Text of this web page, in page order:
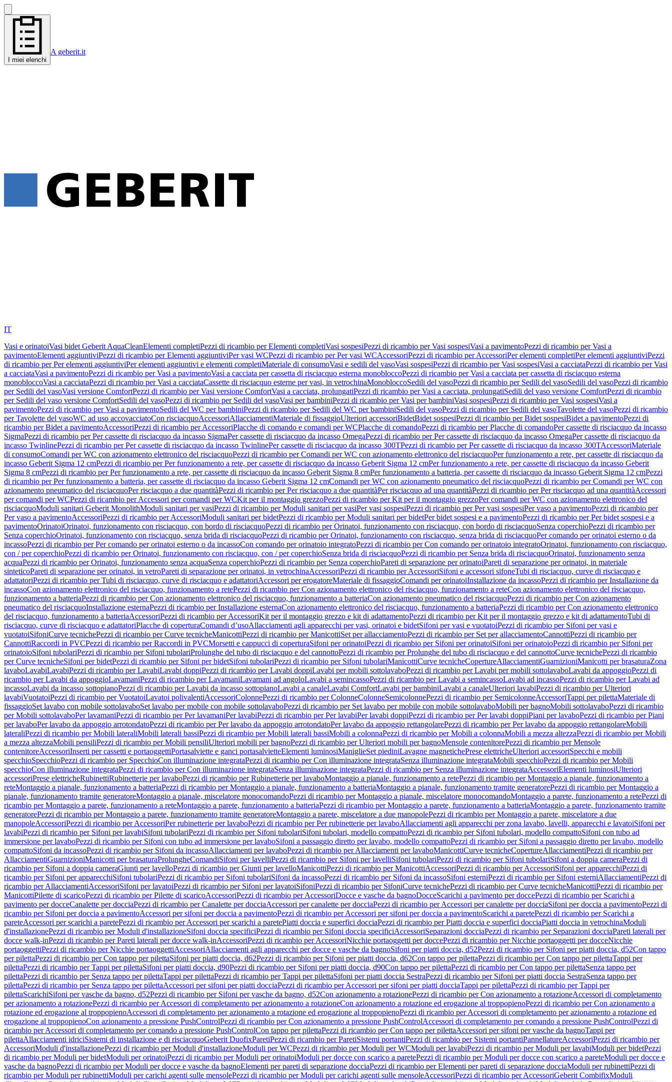
I miei elenchi
A geberit.it
IT
Vasi e orinatoiVasi bidet Geberit AquaCleanElementi completiPezzi di ricambio per Elementi completiVasi sospesiPezzi di ricambio per Vasi sospesiVasi a pavimentoPezzi di ricambio per Vasi a
pavimentoElementi aggiuntiviPezzi di ricambio per Elementi aggiuntiviPer vasi WCPezzi di ricambio per Per vasi WCAccessoriPezzi di ricambio per AccessoriPer elementi completiPer elementi aggiuntiviPezzi
di ricambio per Per elementi aggiuntiviPer elementi aggiuntivi e elementi completiMateriale di consumoVasi e sedili del vasoVasi sospesiPezzi di ricambio per Vasi sospesiVasi a cacciataPezzi di ricambio per Vasi
a cacciataVasi a pavimentoPezzi di ricambio per Vasi a pavimentoVasi a cacciata per cassetta di risciacquo esterna monobloccoPezzi di ricambio per Vasi a cacciata per cassetta di risciacquo esterna
monobloccoVasi a cacciataPezzi di ricambio per Vasi a cacciataCassette di risciacquo esterne per vasi, in vetrochinaMonobloccoSedili del vasoPezzi di ricambio per Sedili del vasoSedili del vasoPezzi di ricambio
per Sedili del vasoVasi versione ComfortPezzi di ricambio per Vasi versione ComfortVasi a cacciata, prolungatiPezzi di ricambio per Vasi a cacciata, prolungatiSedili del vaso versione ComfortPezzi di ricambio
per Sedili del vaso versione ComfortSedili del vasoPezzi di ricambio per Sedili del vasoVasi per bambiniPezzi di ricambio per Vasi per bambiniVasi sospesiPezzi di ricambio per Vasi sospesiVasi a
pavimentoPezzi di ricambio per Vasi a pavimentoSedili del WC per bambiniPezzi di ricambio per Sedili del WC per bambiniSedili del vasoPezzi di ricambio per Sedili del vasoTavolette del vasoPezzi di ricambio
per Tavolette del vasoWC ad uso accovacciatoCon risciacquoAccessoriAllacciamentiMateriale di fissaggioUlteriori accessoriBidetBidet sospesiPezzi di ricambio per Bidet sospesiBidet a pavimentoPezzi di
ricambio per Bidet a pavimentoAccessoriPezzi di ricambio per AccessoriPlacche di comando e comandi per WCPlacche di comandoPezzi di ricambio per Placche di comandoPer cassette di risciacquo da incasso
SigmaPezzi di ricambio per Per cassette di risciacquo da incasso SigmaPer cassette di risciacquo da incasso OmegaPezzi di ricambio per Per cassette di risciacquo da incasso OmegaPer cassette di risciacquo da
incasso TwinlinePezzi di ricambio per Per cassette di risciacquo da incasso TwinlinePer cassette di risciacquo da incasso 300TPezzi di ricambio per Per cassette di risciacquo da incasso 300TAccessoriMateriale
di consumoComandi per WC con azionamento elettronico del risciacquoPezzi di ricambio per Comandi per WC con azionamento elettronico del risciacquoPer funzionamento a rete, per cassette di risciacquo da
incasso Geberit Sigma 12 cmPezzi di ricambio per Per funzionamento a rete, per cassette di risciacquo da incasso Geberit Sigma 12 cmPer funzionamento a rete, per cassette di risciacquo da incasso Geberit
Sigma 8 cmPezzi di ricambio per Per funzionamento a rete, per cassette di risciacquo da incasso Geberit Sigma 8 cmPer funzionamento a batteria, per cassette di risciacquo da incasso Geberit Sigma 12 cmPezzi
di ricambio per Per funzionamento a batteria, per cassette di risciacquo da incasso Geberit Sigma 12 cmComandi per WC con azionamento pneumatico del risciacquoPezzi di ricambio per Comandi per WC con
azionamento pneumatico del risciacquoPer risciacquo a due quantitàPezzi di ricambio per Per risciacquo a due quantitàPer risciacquo ad una quantitàPezzi di ricambio per Per risciacquo ad una quantitàAccessori
per comandi per WCPezzi di ricambio per Accessori per comandi per WCKit per il montaggio grezzoPezzi di ricambio per Kit per il montaggio grezzoPer comandi per WC con azionamento elettronico del
risciacquoModuli sanitari Geberit MonolithModuli sanitari per vasiPezzi di ricambio per Moduli sanitari per vasiPer vasi sospesiPezzi di ricambio per Per vasi sospesiPer vaso a pavimentoPezzi di ricambio per
Per vaso a pavimentoAccessoriPezzi di ricambio per AccessoriModuli sanitari per bidetPezzi di ricambio per Moduli sanitari per bidetPer bidet sospesi e a pavimentoPezzi di ricambio per Per bidet sospesi e a
pavimentoOrinatoiOrinatoi, funzionamento con risciacquo, con bordo di risciacquoPezzi di ricambio per Orinatoi, funzionamento con risciacquo, con bordo di risciacquoSenza coperchioPezzi di ricambio per
Senza coperchioOrinatoi, funzionamento con risciacquo, senza brida di risciacquoPezzi di ricambio per Orinatoi, funzionamento con risciacquo, senza brida di risciacquoPer comando per orinatoi esterno o da
incassoPezzi di ricambio per Per comando per orinatoi esterno o da incassoCon comando per orinatoio integratoPezzi di ricambio per Con comando per orinatoio integratoOrinatoi, funzionamento con risciacquo,
con / per coperchioPezzi di ricambio per Orinatoi, funzionamento con risciacquo, con / per coperchioSenza brida di risciacquoPezzi di ricambio per Senza brida di risciacquoOrinatoi, funzionamento senza
acquaPezzi di ricambio per Orinatoi, funzionamento senza acquaSenza coperchioPezzi di ricambio per Senza coperchioPareti di separazione per orinatoiPareti di separazione per orinatoi, in materiale
sinteticoPareti di separazione per orinatoi, in vetroPareti di separazione per orinatoi, in vetrochinaAccessoriPezzi di ricambio per AccessoriSifoni e accessori sifoneTubi di risciacquo, curve di risciacquo e
adattatoriPezzi di ricambio per Tubi di risciacquo, curve di risciacquo e adattatoriAccessori per erogatoreMateriale di fissaggioComandi per orinatoiInstallazione da incassoPezzi di ricambio per Installazione da
incassoCon azionamento elettronico del risciacquo, funzionamento a retePezzi di ricambio per Con azionamento elettronico del risciacquo, funzionamento a reteCon azionamento elettronico del risciacquo,
funzionamento a batteriaPezzi di ricambio per Con azionamento elettronico del risciacquo, funzionamento a batteriaCon azionamento pneumatico del risciacquoPezzi di ricambio per Con azionamento
pneumatico del risciacquoInstallazione esternaPezzi di ricambio per Installazione esternaCon azionamento elettronico del risciacquo, funzionamento a batteriaPezzi di ricambio per Con azionamento elettronico
del risciacquo, funzionamento a batteriaAccessoriPezzi di ricambio per AccessoriKit per il montaggio grezzo e kit di adattamentoPezzi di ricambio per Kit per il montaggio grezzo e kit di adattamentoTubi di
risciacquo, curve di risciacquo e adattatoriPlacche di coperturaComandi d’usoAllacciamenti agli apparecchi per vasi, orinatoi e bidetSifoni per vasi e vuotatoiPezzi di ricambio per Sifoni per vasi e
vuotatoiSifoniCurve tecnichePezzi di ricambio per Curve tecnicheManicottiPezzi di ricambio per ManicottiSet per allacciamentoPezzi di ricambio per Set per allacciamentoCannottiPezzi di ricambio per
CannottiRaccordi in PVCPezzi di ricambio per Raccordi in PVCMorsetti e cappucci di coperturaSifoni per orinatoiPezzi di ricambio per Sifoni per orinatoiSifoni per orinatoioPezzi di ricambio per Sifoni per
orinatoioSifoni tubolariPezzi di ricambio per Sifoni tubolariProlunghe del tubo di risciacquo e del cannottoPezzi di ricambio per Prolunghe del tubo di risciacquo e del cannottoCurve tecnichePezzi di ricambio
per Curve tecnicheSifoni per bidetPezzi di ricambio per Sifoni per bidetSifoni tubolariPezzi di ricambio per Sifoni tubolariManicottiCurve tecnicheCopertureAllacciamentiGuarnizioniManicotti per brasaturaZona
lavaboLavabiLavabiPezzi di ricambio per LavabiLavabi doppiPezzi di ricambio per Lavabi doppiLavabi per mobili sottolavaboPezzi di ricambio per Lavabi per mobili sottolavaboLavabi da appoggioPezzi di
ricambio per Lavabi da appoggioLavamaniPezzi di ricambio per LavamaniLavamani ad angoloLavabi a semincassoPezzi di ricambio per Lavabi a semincassoLavabi ad incassoPezzi di ricambio per Lavabi ad
incassoLavabi da incasso sottopianoPezzi di ricambio per Lavabi da incasso sottopianoLavabi a canaleLavabi ComfortLavabi per bambiniLavabi a canaleUlteriori lavabiPezzi di ricambio per Ulteriori
lavabiVuotatoiPezzi di ricambio per VuotatoiLavatoi polivalentiAccessoriColonnePezzi di ricambio per ColonneColonneSemicolonnePezzi di ricambio per SemicolonneAccessoriTappi per pilettaMateriale di
fissaggioSet lavabo con mobile sottolavaboSet lavabo per mobile con mobile sottolavaboPezzi di ricambio per Set lavabo per mobile con mobile sottolavaboMobili per bagnoMobili sottolavaboPezzi di ricambio
per Mobili sottolavaboPer lavamaniPezzi di ricambio per Per lavamaniPer lavabiPezzi di ricambio per Per lavabiPer lavabi doppiPezzi di ricambio per Per lavabi doppiPiani per lavaboPezzi di ricambio per Piani
per lavaboPer lavabo da appoggio arrotondatoPezzi di ricambio per Per lavabo da appoggio arrotondatoPer lavabo da appoggio rettangolarePezzi di ricambio per Per lavabo da appoggio rettangolareMobili
lateraliPezzi di ricambio per Mobili lateraliMobili laterali bassiPezzi di ricambio per Mobili laterali bassiMobili a colonnaPezzi di ricambio per Mobili a colonnaMobili a mezza altezzaPezzi di ricambio per Mobili
a mezza altezzaMobili pensiliPezzi di ricambio per Mobili pensiliUlteriori mobili per bagnoPezzi di ricambio per Ulteriori mobili per bagnoMensole contenitorePezzi di ricambio per Mensole
contenitoreAccessoriInserti per cassetti e portaoggettiPortasalviette e ganci portasalvietteElementi luminosiManiglieSet piediniLavagne magnetichePrese elettricheUlteriori accessoriSpecchi e mobili
specchioSpecchioPezzi di ricambio per SpecchioCon illuminazione integrataPezzi di ricambio per Con illuminazione integrataSenza illuminazione integrataMobili specchioPezzi di ricambio per Mobili
specchioCon illuminazione integrataPezzi di ricambio per Con illuminazione integrataSenza illuminazione integrataPezzi di ricambio per Senza illuminazione integrataAccessoriElementi luminosiUlteriori
accessoriPrese elettricheRubinettiRubinetterie per lavaboPezzi di ricambio per Rubinetterie per lavaboMontaggio a pianale, funzionamento a retePezzi di ricambio per Montaggio a pianale, funzionamento a
reteMontaggio a pianale, funzionamento a batteriaPezzi di ricambio per Montaggio a pianale, funzionamento a batteriaMontaggio a pianale, funzionamento tramite generatorePezzi di ricambio per Montaggio a
pianale, funzionamento tramite generatoreMontaggio a pianale, miscelatore monocomandoPezzi di ricambio per Montaggio a pianale, miscelatore monocomandoMontaggio a parete, funzionamento a retePezzi di
ricambio per Montaggio a parete, funzionamento a reteMontaggio a parete, funzionamento a batteriaPezzi di ricambio per Montaggio a parete, funzionamento a batteriaMontaggio a parete, funzionamento tramite
generatorePezzi di ricambio per Montaggio a parete, funzionamento tramite generatoreMontaggio a parete, miscelatore a due manopolePezzi di ricambio per Montaggio a parete, miscelatore a due
manopoleAccessoriPezzi di ricambio per AccessoriPer rubinetterie per lavaboPezzi di ricambio per Per rubinetterie per lavaboAllacciamenti agli apparecchi per zona lavabo, lavelli, apparecchi e lavatoiSifoni per
lavabiPezzi di ricambio per Sifoni per lavabiSifoni tubolariPezzi di ricambio per Sifoni tubolariSifoni tubolari, modello compattoPezzi di ricambio per Sifoni tubolari, modello compattoSifoni con tubo ad
immersione per lavaboPezzi di ricambio per Sifoni con tubo ad immersione per lavaboSifoni a passaggio diretto per lavabo, modello compattoPezzi di ricambio per Sifoni a passaggio diretto per lavabo, modello
compattoSifoni da incassoPezzi di ricambio per Sifoni da incassoAllacciamenti per lavaboPezzi di ricambio per Allacciamenti per lavaboManicottiCurve tecnicheCopertureAllacciamentiPezzi di ricambio per
AllacciamentiGuarnizioniManicotti per brasaturaProlungheComandiSifoni per lavelliPezzi di ricambio per Sifoni per lavelliSifoni tubolariPezzi di ricambio per Sifoni tubolariSifoni a doppia cameraPezzi di
ricambio per Sifoni a doppia cameraGiunti per lavelloPezzi di ricambio per Giunti per lavelloManicottiPezzi di ricambio per ManicottiAccessoriPezzi di ricambio per AccessoriSifoni per apparecchiPezzi di
ricambio per Sifoni per apparecchiSifoni tubolariPezzi di ricambio per Sifoni tubolariSifoni da incassoPezzi di ricambio per Sifoni da incassoSifoni esterniPezzi di ricambio per Sifoni esterniAllacciamentiPezzi di
ricambio per AllacciamentiAccessoriSifoni per lavatoiPezzi di ricambio per Sifoni per lavatoiSifoniPezzi di ricambio per SifoniCurve tecnichePezzi di ricambio per Curve tecnicheManicottiPezzi di ricambio per
ManicottiPilette di scaricoPezzi di ricambio per Pilette di scaricoAccessoriPezzi di ricambio per AccessoriDocce e vasche da bagnoDocceScarichi a pavimento per doccePezzi di ricambio per Scarichi a
pavimento per docceCanalette per docciaPezzi di ricambio per Canalette per docciaAccessori per canalette per docciaPezzi di ricambio per Accessori per canalette per docciaSifoni per doccia a pavimentoPezzi di
ricambio per Sifoni per doccia a pavimentoAccessori per sifoni per doccia a pavimentoPezzi di ricambio per Accessori per sifoni per doccia a pavimentoScarichi a paretePezzi di ricambio per Scarichi a
pareteAccessori per scarichi a paretePezzi di ricambio per Accessori per scarichi a paretePiatti doccia e superfici docciaPezzi di ricambio per Piatti doccia e superfici docciaPiatti doccia in vetrochinaModuli
d'installazionePezzi di ricambio per Moduli d'installazioneSifoni doccia specificiPezzi di ricambio per Sifoni doccia specificiAccessoriSeparazioni docciaPezzi di ricambio per Separazioni docciaPareti laterali per
docce walk-inPezzi di ricambio per Pareti laterali per docce walk-inAccessoriPezzi di ricambio per AccessoriNicchie portaoggetti per doccePezzi di ricambio per Nicchie portaoggetti per docceNicchie
portaoggettiPezzi di ricambio per Nicchie portaoggettiAccessoriAllacciamenti agli apparecchi per docce e vasche da bagnoSifoni per piatti doccia, d52Pezzi di ricambio per Sifoni per piatti doccia, d52Con tappo
per pilettaPezzi di ricambio per Con tappo per pilettaSifoni per piatti doccia, d62Pezzi di ricambio per Sifoni per piatti doccia, d62Con tappo per pilettaPezzi di ricambio per Con tappo per pilettaTappi per
pilettaPezzi di ricambio per Tappi per pilettaSifoni per piatti doccia, d90Pezzi di ricambio per Sifoni per piatti doccia, d90Con tappo per pilettaPezzi di ricambio per Con tappo per pilettaSenza tappo per
pilettaPezzi di ricambio per Senza tappo per pilettaTappi per pilettaPezzi di ricambio per Tappi per pilettaSifoni per piatti doccia SestraPezzi di ricambio per Sifoni per piatti doccia SestraSenza tappo per
pilettaPezzi di ricambio per Senza tappo per pilettaAccessori per sifoni per piatti docciaPezzi di ricambio per Accessori per sifoni per piatti docciaTappi per pilettaPezzi di ricambio per Tappi per
pilettaScarichiSifoni per vasche da bagno, d52Pezzi di ricambio per Sifoni per vasche da bagno, d52Con azionamento a rotazionePezzi di ricambio per Con azionamento a rotazioneAccessori di completamento
per azionamento a rotazionePezzi di ricambio per Accessori di completamento per azionamento a rotazioneCon azionamento a rotazione ed erogazione al troppopienoPezzi di ricambio per Con azionamento a
rotazione ed erogazione al troppopienoAccessori di completamento per azionamento a rotazione ed erogazione al troppopienoPezzi di ricambio per Accessori di completamento per azionamento a rotazione ed
erogazione al troppopienoCon azionamento a pressione PushControlPezzi di ricambio per Con azionamento a pressione PushControlAccessori di completamento per comando a pressione PushControlPezzi di
ricambio per Accessori di completamento per comando a pressione PushControlCon tappo per pilettaPezzi di ricambio per Con tappo per pilettaAccessori per sifoni per vasche da bagnoTappi per
pilettaAllacciamenti idriciSistemi di installazione e di risciacquoGeberit DuofixParetiPezzi di ricambio per ParetiSistemi portantiPezzi di ricambio per Sistemi portantiPannellatureAccessoriPezzi di ricambio per
AccessoriModuli d'installazionePezzi di ricambio per Moduli d'installazioneModuli per WCPezzi di ricambio per Moduli per WCModuli per lavabiPezzi di ricambio per Moduli per lavabiModuli per bidetPezzi
di ricambio per Moduli per bidetModuli per orinatoiPezzi di ricambio per Moduli per orinatoiModuli per docce con scarico a paretePezzi di ricambio per Moduli per docce con scarico a pareteModuli per docce e
vasche da bagnoPezzi di ricambio per Moduli per docce e vasche da bagnoElementi per pareti di separazione docciaPezzi di ricambio per Elementi per pareti di separazione docciaModuli per rubinettiPezzi di
ricambio per Moduli per rubinettiModuli per carichi agenti sulle mensolePezzi di ricambio per Moduli per carichi agenti sulle mensoleAccessoriPezzi di ricambio per AccessoriGeberit CombifixModuli